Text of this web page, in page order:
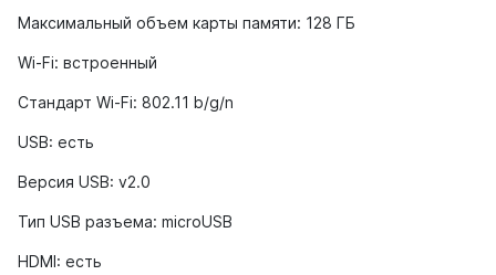
Максимальный объем карты памяти: 128 ГБ
Wi-Fi: встроенный
Стандарт Wi-Fi: 802.11 b/g/n
USB: есть
Версия USB: v2.0
Тип USB разъема: microUSB
HDMI: есть